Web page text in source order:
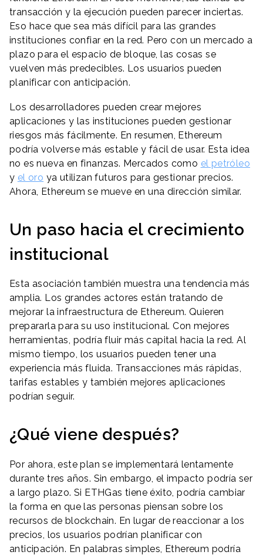
transacción y la ejecución pueden parecer inciertas.
Eso hace que sea más difícil para las grandes
instituciones confiar en la red. Pero con un mercado a
plazo para el espacio de bloque, las cosas se
vuelven más predecibles. Los usuarios pueden
planificar con anticipación.
Los desarrolladores pueden crear mejores
aplicaciones y las instituciones pueden gestionar
riesgos más fácilmente. En resumen, Ethereum
podría volverse más estable y fácil de usar. Esta idea
no es nueva en finanzas. Mercados como el petróleo
y el oro ya utilizan futuros para gestionar precios.
Ahora, Ethereum se mueve en una dirección similar.
Un paso hacia el crecimiento
institucional
Esta asociación también muestra una tendencia más
amplia. Los grandes actores están tratando de
mejorar la infraestructura de Ethereum. Quieren
prepararla para su uso institucional. Con mejores
herramientas, podría fluir más capital hacia la red. Al
mismo tiempo, los usuarios pueden tener una
experiencia más fluida. Transacciones más rápidas,
tarifas estables y también mejores aplicaciones
podrían seguir.
¿Qué viene después?
Por ahora, este plan se implementará lentamente
durante tres años. Sin embargo, el impacto podría ser
a largo plazo. Si ETHGas tiene éxito, podría cambiar
la forma en que las personas piensan sobre los
recursos de blockchain. En lugar de reaccionar a los
precios, los usuarios podrían planificar con
anticipación. En palabras simples, Ethereum podría